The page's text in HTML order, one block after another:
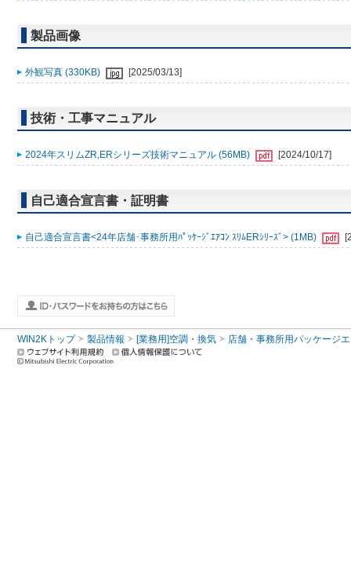
製品画像
外観写真 (330KB) [2025/03/13]
技術・工事マニュアル
2024年スリムZR,ERシリーズ技術マニュアル (56MB) [2024/10/17]
自己適合宣言書・証明書
自己適合宣言書<24年店舗･事務所用ﾊﾟｯｹｰｼﾞｴｱｺﾝ ｽﾘﾑERｼﾘｰｽﾞ> (1MB)
WIN2Kトップ 製品情報 [業務用]空調・換気 店舗・事務所用パッケージ